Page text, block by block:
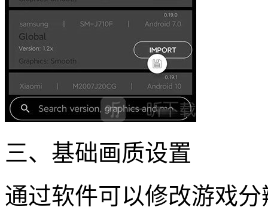
三、基础画质设置
通过软件可以修改游戏